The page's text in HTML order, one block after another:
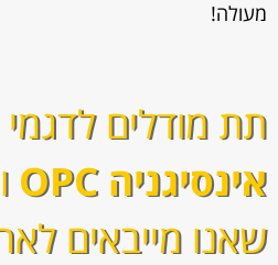
מעולה!
תת מודלים לדגמי
אינסיגניה OPC
שאנו מייבאים